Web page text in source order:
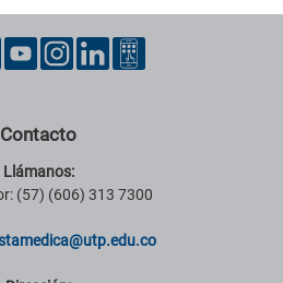
Contacto
Llámanos:
(57) (606) 313 7300